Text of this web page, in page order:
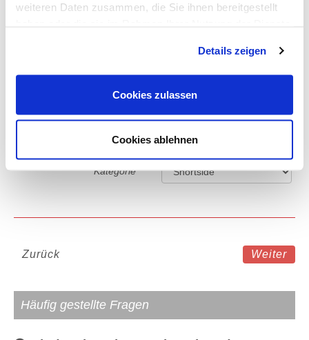
weiteren Daten zusammen, die Sie ihnen bereitgestellt
Details zeigen
Cookies zulassen
Cookies ablehnen
Verpflegung
Eintrittskarte
Bitte wählen Sie Ihre gewünschte
Kategorie
Zurück Weiter
Häufig gestellte Fragen